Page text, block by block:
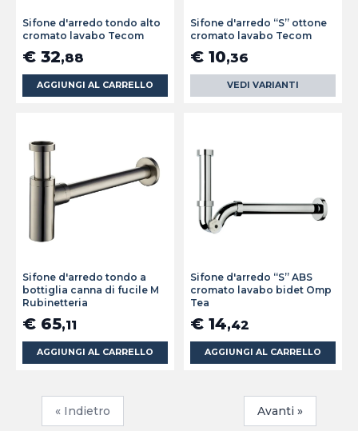
Sifone d'arredo tondo alto
cromato lavabo Tecom
€ 32,88
AGGIUNGI AL CARRELLO
Sifone d'arredo “S” ottone
cromato lavabo Tecom
€ 10,36
VEDI VARIANTI
Sifone d'arredo tondo a
bottiglia canna di fucile M
Rubinetteria
€ 65,11
AGGIUNGI AL CARRELLO
Sifone d'arredo “S” ABS
cromato lavabo bidet Omp
Tea
€ 14,42
AGGIUNGI AL CARRELLO
« Indietro Avanti »